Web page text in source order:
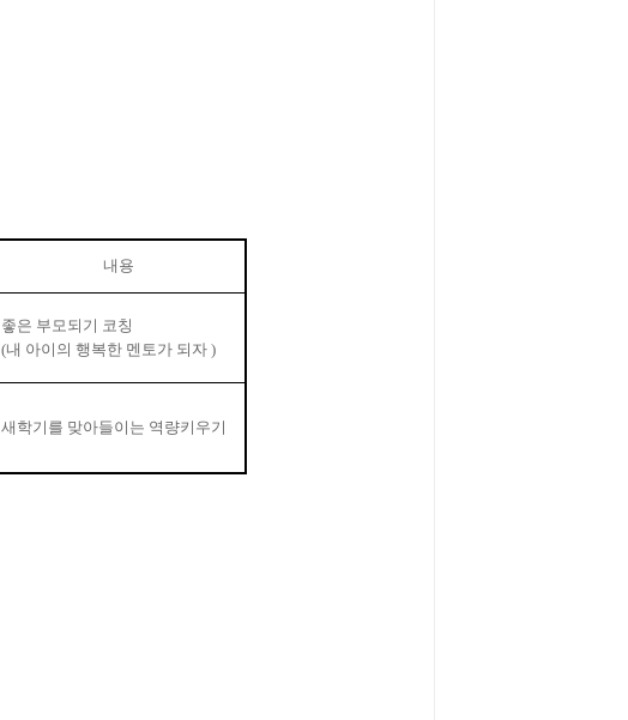
내용
좋은 부모되기 코칭
(내 아이의 행복한 멘토가 되자 )
새학기를 맞아들이는 역량키우기